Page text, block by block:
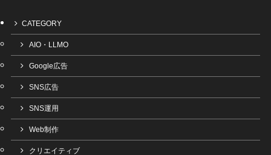
CATEGORY
AIO・LLMO
Google広告
SNS広告
SNS運用
Web制作
クリエイティブ